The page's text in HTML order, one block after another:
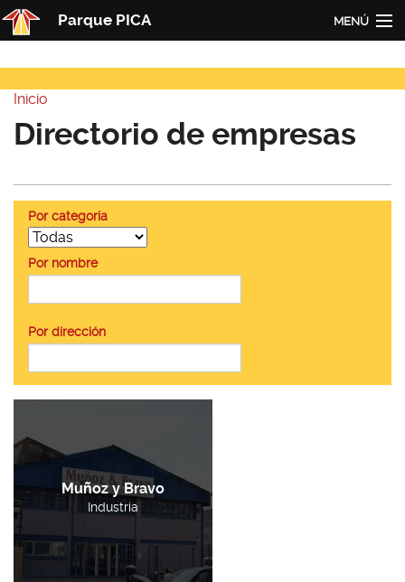
Pasar al contenido principal
Parque PICA MENÚ
PICA
Actualidad
Contacto
Redes
Usted está aquí
Inicio
Directorio de empresas
Por categoría
Por nombre
Por dirección
Muñoz y Bravo
Industria